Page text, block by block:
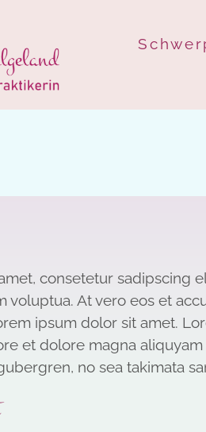
consetetur sadipscing
voluptua. At vero eos et
ipsum dolor sit amet.
et dolore magna
no sea takimata